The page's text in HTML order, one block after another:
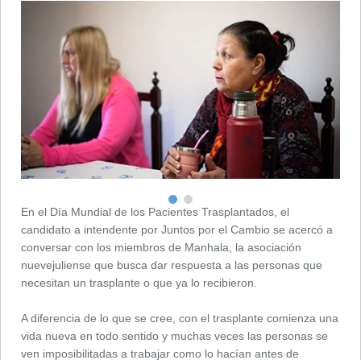
En el Día Mundial de los Pacientes Trasplantados, el
candidato a intendente por Juntos por el Cambio se acercó a
conversar con los miembros de Manhala, la asociación
nuevejuliense que busca dar respuesta a las personas que
necesitan un trasplante o que ya lo recibieron.
A diferencia de lo que se cree, con el trasplante comienza una
vida nueva en todo sentido y muchas veces las personas se
ven imposibilitadas a trabajar como lo hacían antes de